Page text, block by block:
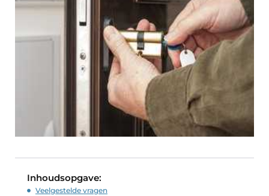
Inhoudsopgave:
Veelgestelde vragen